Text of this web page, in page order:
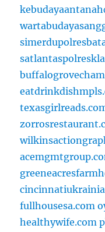
fullhousesa.com
healthywife.com